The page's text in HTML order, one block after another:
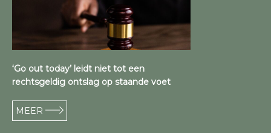
‘Go out today’ leidt niet tot een
rechtsgeldig ontslag op staande voet
MEER